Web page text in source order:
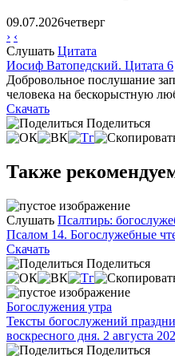
09.07.2026четверг
› ‹
Слушать Цитата
Иосиф Ватопедский. Цитата 6
Добровольное послушание
человека на бескорыстную
Скачать
Поделиться
Также
Слушать Псалтирь:
Псалом 14. Богослужебные
Скачать
Поделиться
Богослужения утра
Тексты богослужений
воскресного дня. 2 августа
Поделиться